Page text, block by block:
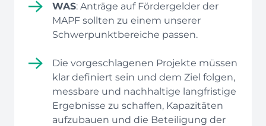
WAS: Anträge auf Fördergelder der
MAPF sollten zu einem unserer
Schwerpunktbereiche passen.
Die vorgeschlagenen Projekte müssen
klar definiert sein und dem Ziel folgen,
messbare und nachhaltige langfristige
Ergebnisse zu schaffen, Kapazitäten
aufzubauen und die Beteiligung der